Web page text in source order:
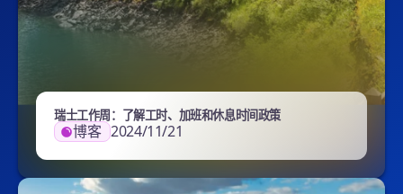
瑞士工作周：了解工时、加班和休息时间政策
博客 2024/11/21